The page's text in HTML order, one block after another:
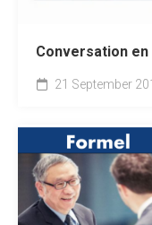
Conversation en
21 September